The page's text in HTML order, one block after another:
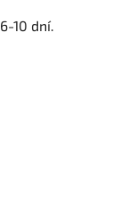
10 dní.